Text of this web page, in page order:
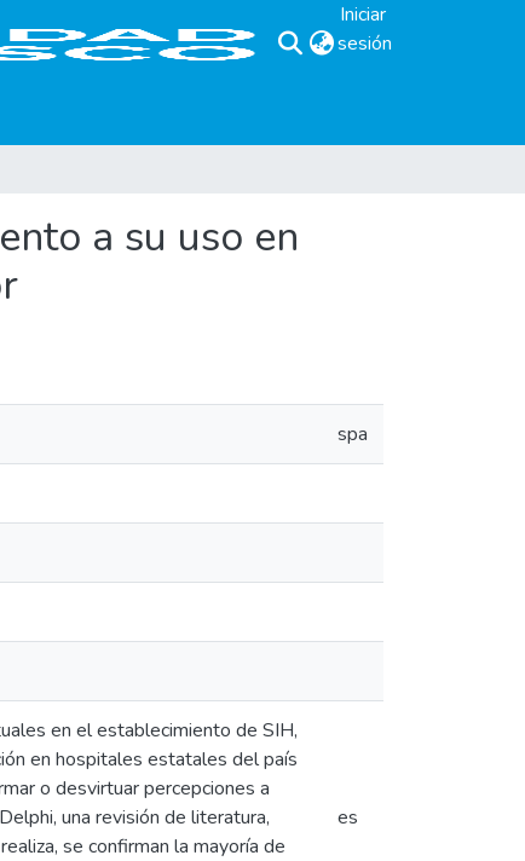
Iniciar
sesión
a su uso en
spa
en el establecimiento de SIH,
en hospitales estatales del país
o desvirtuar percepciones a
una revisión de literatura,
se confirman la mayoría de
es